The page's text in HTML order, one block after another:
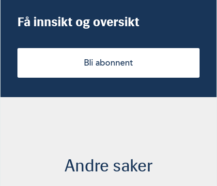
Få innsikt og oversikt
Bli abonnent
Andre saker